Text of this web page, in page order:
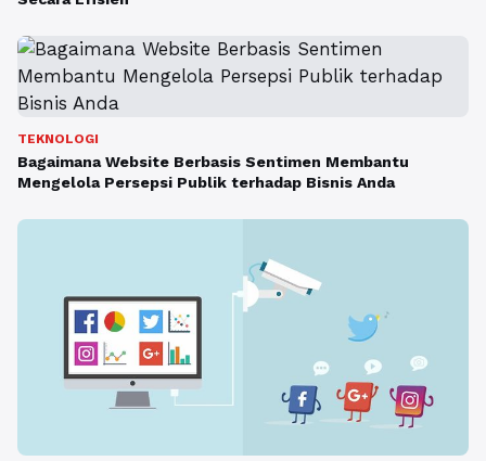
TEKNOLOGI
Bagaimana Website Berbasis Sentimen Membantu
Mengelola Persepsi Publik terhadap Bisnis Anda